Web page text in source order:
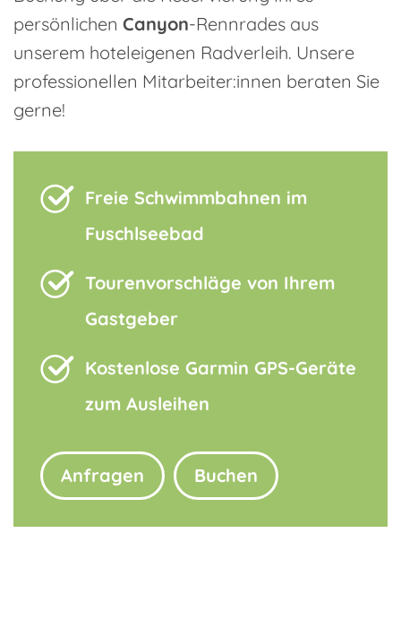
persönlichen Canyon-Rennrades aus
unserem hoteleigenen Radverleih. Unsere
professionellen Mitarbeiter:innen beraten Sie
gerne!
Freie Schwimmbahnen im
Fuschlseebad
Tourenvorschläge von Ihrem
Gastgeber
Kostenlose Garmin GPS-Geräte
zum Ausleihen
Anfragen Buchen